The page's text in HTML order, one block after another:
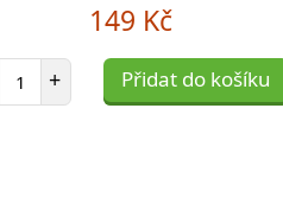
149 Kč
Počet položek
+ Přidat do košíku